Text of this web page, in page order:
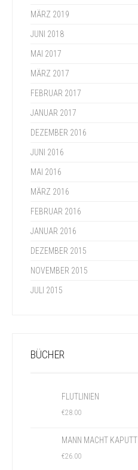
MÄRZ 2019
JUNI 2018
MAI 2017
MÄRZ 2017
FEBRUAR 2017
JANUAR 2017
DEZEMBER 2016
JUNI 2016
MAI 2016
MÄRZ 2016
FEBRUAR 2016
JANUAR 2016
DEZEMBER 2015
NOVEMBER 2015
JULI 2015
BÜCHER
FLUTLINIEN
€28.00
MANN MACHT KAPUTT
€26.00